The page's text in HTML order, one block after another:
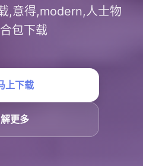
,意得,modern,人士物
包下载
上下载
更多